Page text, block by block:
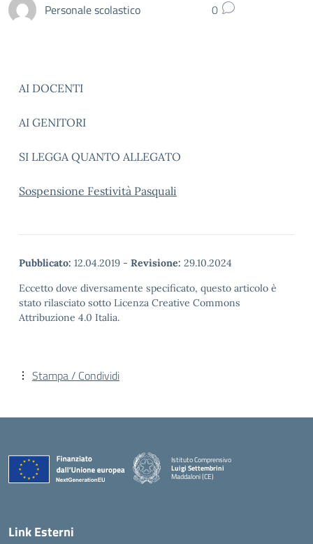
Personale scolastico 0
AI DOCENTI
AI GENITORI
SI LEGGA QUANTO ALLEGATO
Sospensione Festività Pasquali
Pubblicato: 12.04.2019 - Revisione: 29.10.2024
Eccetto dove diversamente specificato, questo articolo è
stato rilasciato sotto Licenza Creative Commons
Attribuzione 4.0 Italia.
Stampa / Condividi
Istituto Comprensivo
Luigi Settembrini
Maddaloni (CE)
Link Esterni